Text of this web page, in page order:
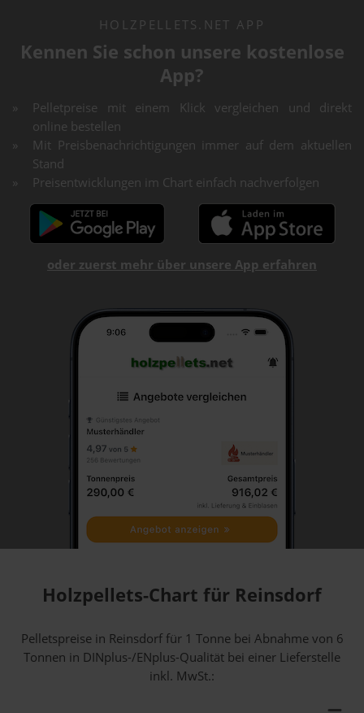
HOLZPELLETS.NET APP
Kennen Sie schon unsere kostenlose
App?
Pelletpreise mit einem Klick vergleichen und direkt
online bestellen
Mit Preisbenachrichtigungen immer auf dem aktuellen
Stand
Preisentwicklungen im Chart einfach nachverfolgen
oder zuerst mehr über unsere App erfahren
Holzpellets-Chart für Reinsdorf
Pelletspreise in Reinsdorf für 1 Tonne bei Abnahmevon 6
Tonnen in DINplus-/ENplus-Qualität bei einer Lieferstelle
inkl. MwSt.: